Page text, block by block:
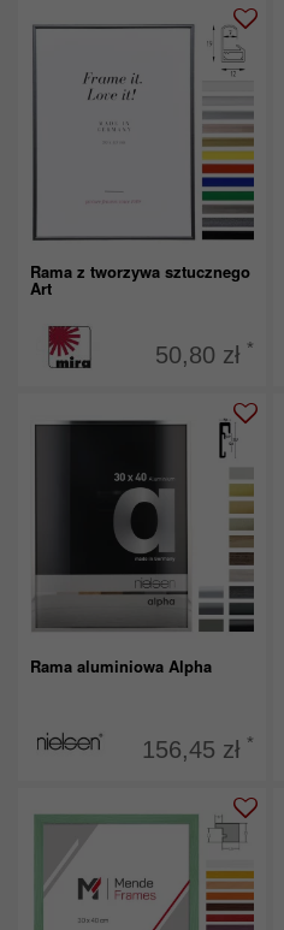
Rama z tworzywa sztucznego
Art
50,80 zł *
Rama aluminiowa Alpha
156,45 zł *